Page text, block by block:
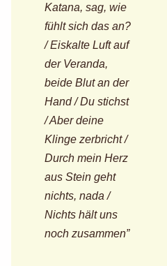
Katana, sag, wie
fühlt sich das an?
/ Eiskalte Luft auf
der Veranda,
beide Blut an der
Hand / Du stichst
/ Aber deine
Klinge zerbricht /
Durch mein Herz
aus Stein geht
nichts, nada /
Nichts hält uns
noch zusammen”